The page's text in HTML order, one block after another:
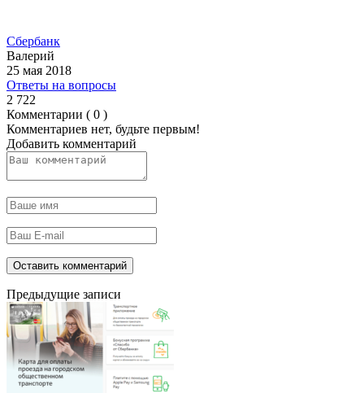
Сбербанк
Валерий
25 мая 2018
Ответы на вопросы
2 722
Комментарии ( 0 )
Комментариев нет, будьте первым!
Добавить комментарий
Предыдущие записи